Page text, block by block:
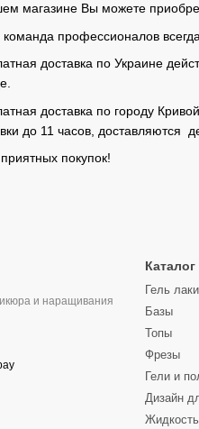
магазине Вы можете
профессионалов
доставка по Украине
доставка по городу
до 11 часов, доставляются
покупок!
и наращивания
Каталог
Гель лаки
Базы
Топы
Фрезы
Гели и
Дизайн
Жидкость